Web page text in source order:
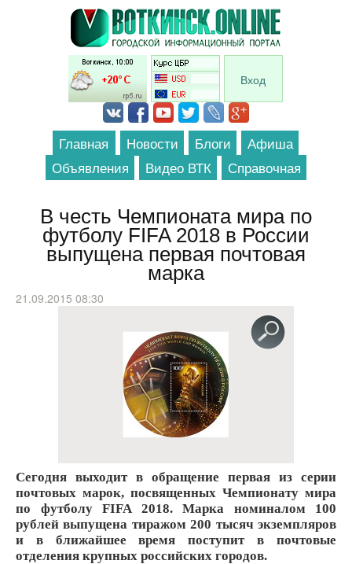
Перейти к основному содержанию
Вход
Главная Новости Блоги
Афиша
Объявления
Видео ВТК Справочная
В честь Чемпионата мира по
футболу FIFA 2018 в России
выпущена первая почтовая
марка
21.09.2015 08:30
Сегодня выходит в обращение первая из серии
почтовых марок, посвященных Чемпионату мира
по футболу FIFA 2018. Марка номиналом 100
рублей выпущена тиражом 200 тысяч экземпляров
и в ближайшее время поступит в почтовые
отделения крупных российских городов.